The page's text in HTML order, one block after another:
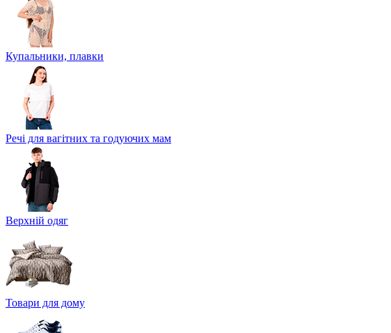
Купальники, плавки
Речі для вагітних та годуючих мам
Верхній одяг
Товари для дому